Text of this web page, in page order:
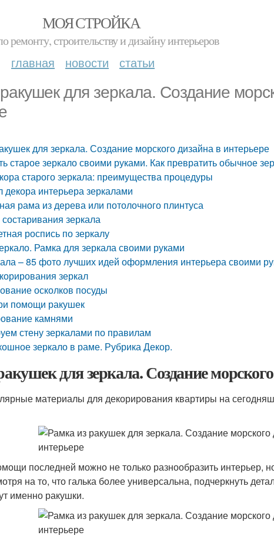
МОЯ СТРОЙКА
ремонту, строительству и дизайну интерьеров
главная новости статьи
для зеркала. Создание
для зеркала. Создание морского дизайна в интерьере
старое зеркало своими руками. Как превратить обычное
старого зеркала: преимущества процедуры
декора интерьера зеркалами
рама из дерева или потолочного плинтуса
зеркала
роспись по зеркалу
Рамка для зеркала своими руками
– 85 фото лучших идей оформления интерьера своими
зеркал
осколков посуды
помощи ракушек
камнями
стену зеркалами по правилам
зеркало в раме. Рубрика Декор.
для зеркала. Создание
материалы для декорирования квартиры на
последней можно не только разнообразить интерьер,
на то, что галька более универсальна, подчеркнуть
именно ракушки.